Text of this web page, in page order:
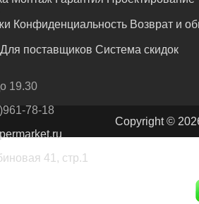
Конфиденциальность Возврат и
Для поставщиков Система скидок
19.30
78-18
41, стр.1
Copyright ©